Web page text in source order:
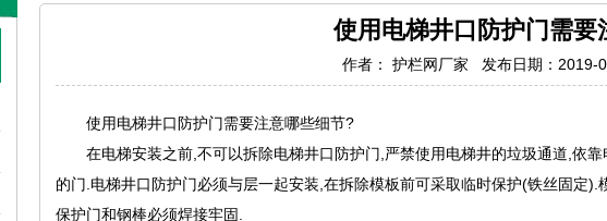
使用电梯井口防护门需要
作者： 护栏网厂家 发布日期：2019-
使用电梯井口防护门需要注意哪些细节?
在电梯安装之前,不可以拆除电梯井口防护门,严禁使用电梯井的垃圾通道,依靠
的门.电梯井口防护门必须与层一起安装,在拆除模板前可采取临时保护(铁丝固定
保护门和钢棒必须焊接牢固.